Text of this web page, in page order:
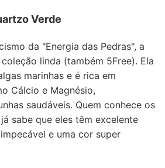
Verde
da "Energia das Pedras", a
linda (também 5Free). Ela
marinhas e é rica em
Cálcio e Magnésio,
saudáveis. Quem conhece os
sabe que eles têm excelente
e uma cor super